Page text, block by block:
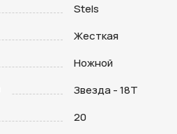
Stels
Жесткая
Ножной
Звезда - 18T
20